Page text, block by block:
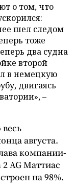
о том, что
шел следом
тоже
два судна
второй
в немецкую
двигаясь
–
августа.
компании-
AG Маттиас
на 98%.